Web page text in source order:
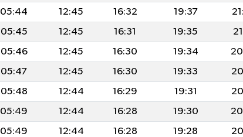
05:44 12:45 16:32 19:37
05:45 12:45 16:31 19:35
05:46 12:45 16:30 19:34
05:47 12:45 16:30 19:33
05:48 12:44 16:29 19:31
05:49 12:44 16:28 19:30
05:49 12:44 16:28 19:28